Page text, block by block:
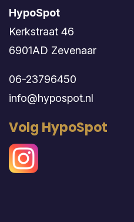
HypoSpot
Kerkstraat 46
6901AD Zevenaar
06-23796450
info@hypospot.nl
Volg HypoSpot